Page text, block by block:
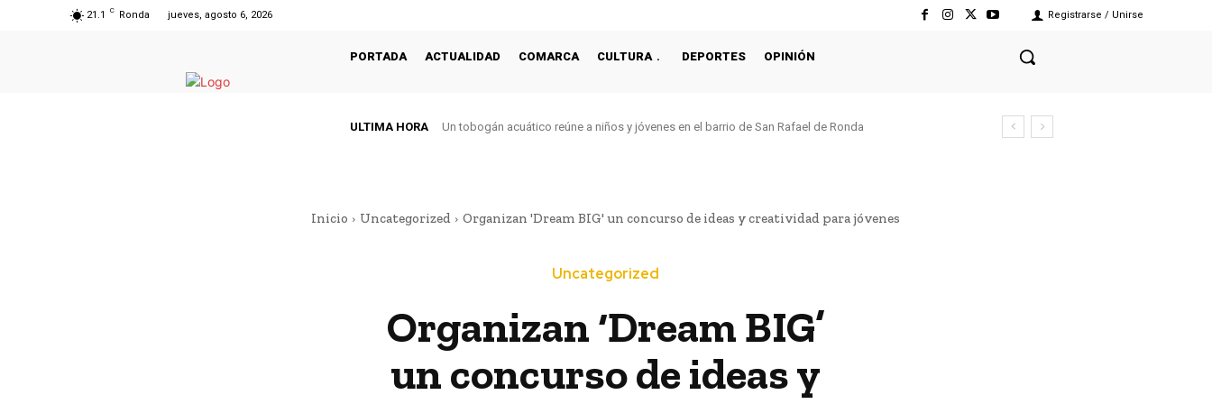
21.1 C Ronda jueves, agosto 6, 2026 Registrarse / Unirse
PORTADA ACTUALIDAD COMARCA CULTURA DEPORTES OPINIÓN
ULTIMA HORA Un tobogán acuático reúne a niños y jóvenes en el barrio de San Rafael de Ronda
Inicio Uncategorized Organizan 'Dream BIG' un concurso de ideas y creatividad para jóvenes
Uncategorized
Organizan ‘Dream BIG’
un concurso de ideas y